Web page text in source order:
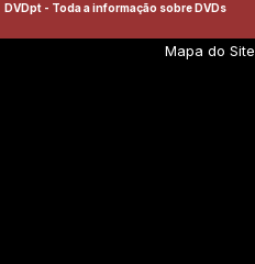
DVDpt - Toda a informação sobre DVDs
Mapa do Site